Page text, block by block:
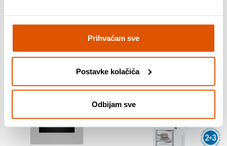
Prihvaćam sve
Postavke kolačića
Odbijam sve